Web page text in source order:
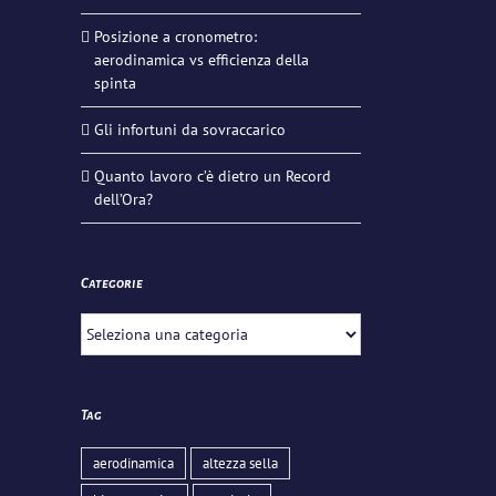
Posizione a cronometro:
aerodinamica vs efficienza della
spinta
Gli infortuni da sovraccarico
Quanto lavoro c’è dietro un Record
dell’Ora?
Categorie
Tag
aerodinamica altezza sella